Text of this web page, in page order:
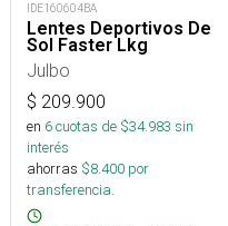
IDE160604BA
Lentes Deportivos De
Sol Faster Lkg
Julbo
$ 209.900
en 6cuotas de $34.983 sin
interés
ahorras $8.400 por
transferencia.